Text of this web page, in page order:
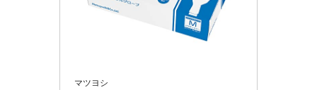
マツヨシ